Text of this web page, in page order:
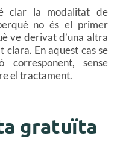
clar la modalitat de
no és el primer
ve derivat d’una altra
clara. En aquest cas se
sense
el tractament.
gratuïta